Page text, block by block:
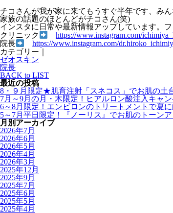
チコさんが我が家に来てもうすぐ半年です、み
家族の話題のほとんどがチコさん(笑)
インスタに日常や最新情報アップしています。
クリニック
https://www.instagram.com/
院長
https://www.instagram.com/
カテゴリー｜
ゼオスキン
院長
BACK to LIST
最近の投稿
8・９月限定★肌育注射「スネコス」でお肌の土
7月～9月の月・木限定！ヒアルロン酸注入キャ
6～8月限定！エンビロンのトリートメントで夏
5～7月平日限定！『ノーリス』でお肌のトーン
月別アーカイブ
2026年7月
2026年6月
2026年5月
2026年4月
2026年3月
2025年12月
2025年9月
2025年7月
2025年6月
2025年5月
2025年4月